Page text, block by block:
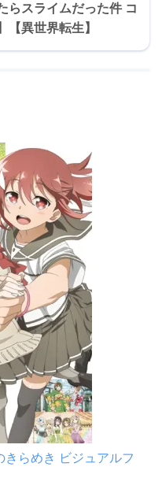
らスライムだった件 コ
【異世界転生】
らめき ビジュアルフ